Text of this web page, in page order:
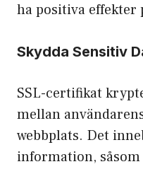
ha positiva effekter
Skydda Sensitiv
SSL-certifikat
mellan
webbplats. Det
information,